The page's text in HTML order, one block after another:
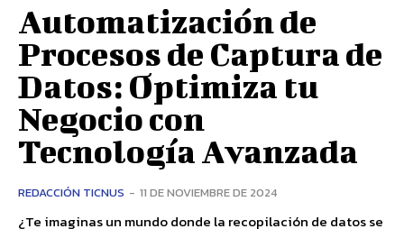
Automatización de
Procesos de Captura de
Datos: Optimiza tu
Negocio con
Tecnología Avanzada
REDACCIÓN TICNUS - 11 DE NOVIEMBRE DE 2024
¿Te imaginas un mundo donde la recopilación de datos se